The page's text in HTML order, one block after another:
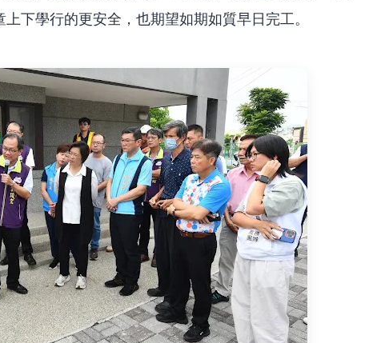
下學行的更安全，也期望如期如質早日完工。